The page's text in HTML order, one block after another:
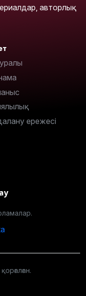
авторлық
ережесі